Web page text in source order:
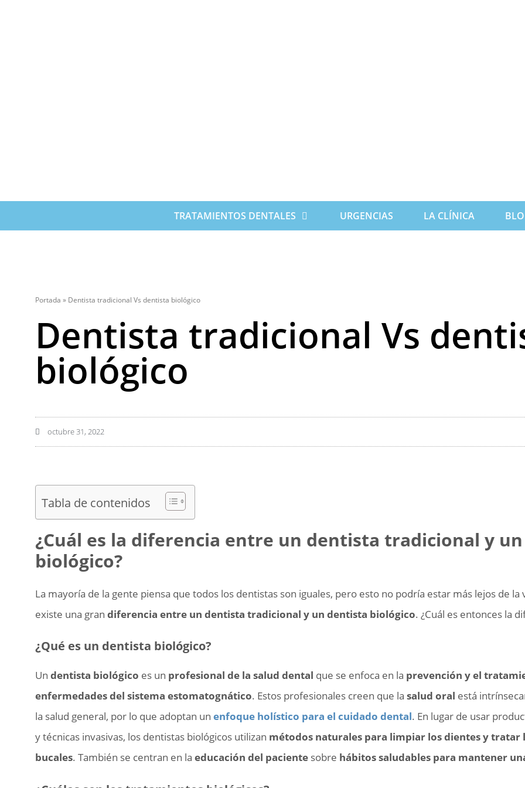
TRATAMIENTOS DENTALES URGENCIAS LA CLÍNICA
Portada » Dentista tradicional Vs dentista biológico
Dentista tradicional Vs
biológico
octubre 31, 2022
Tabla de contenidos
¿Cuál es la diferencia entre un dentista tradicional y
biológico?
La mayoría de la gente piensa que todos los dentistas son iguales, pero esto no podría estar más lejos de la
existe una gran diferencia entre un dentista tradicional y un dentista biológico. ¿Cuál es entonces la
¿Qué es un dentista biológico?
Un dentista biológico es un profesional de la salud dental que se enfoca en la prevención y el
enfermedades del sistema estomatognático. Estos profesionales creen que la salud oral está
la salud general, por lo que adoptan un enfoque holístico para el cuidado dental. En lugar de usar
y técnicas invasivas, los dentistas biológicos utilizan métodos naturales para limpiar los dientes y tratar
bucales. También se centran en la educación del paciente sobre hábitos saludables para mantener